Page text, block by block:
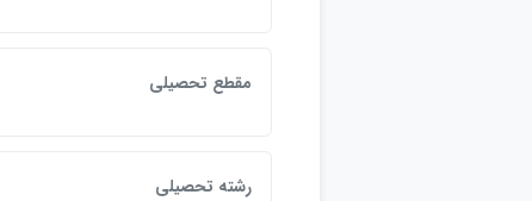
مقطع تحصيلي
رشته تحصيلي